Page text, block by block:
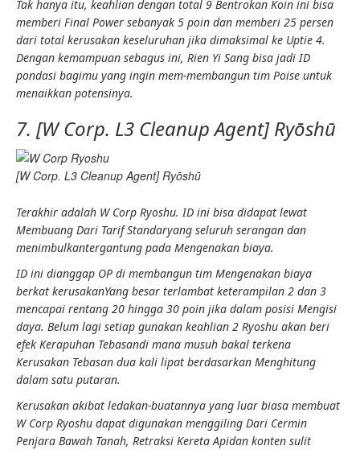
Tak hanya itu, keahlian dengan total 9 Bentrokan Koin ini bisa
memberi Final Power sebanyak 5 poin dan memberi 25 persen
dari total kerusakan keseluruhan jika dimaksimal ke Uptie 4.
Dengan kemampuan sebagus ini, Rien Yi Sang bisa jadi ID
pondasi bagimu yang ingin mem-membangun tim Poise untuk
menaikkan potensinya.
7. [W Corp. L3 Cleanup Agent] Ryōshū
[W Corp. L3 Cleanup Agent] Ryōshū
Terakhir adalah W Corp Ryoshu. ID ini bisa didapat lewat
Membuang Dari Tarif Standaryang seluruh serangan dan
menimbulkantergantung pada Mengenakan biaya.
ID ini dianggap OP di membangun tim Mengenakan biaya
berkat kerusakanYang besar terlambat keterampilan 2 dan 3
mencapai rentang 20 hingga 30 poin jika dalam posisi Mengisi
daya. Belum lagi setiap gunakan keahlian 2 Ryoshu akan beri
efek Kerapuhan Tebasandi mana musuh bakal terkena
Kerusakan Tebasan dua kali lipat berdasarkan Menghitung
dalam satu putaran.
Kerusakan akibat ledakan-buatannya yang luar biasa membuat
W Corp Ryoshu dapat digunakan menggiling Dari Cermin
Penjara Bawah Tanah, Retraksi Kereta Apidan konten sulit